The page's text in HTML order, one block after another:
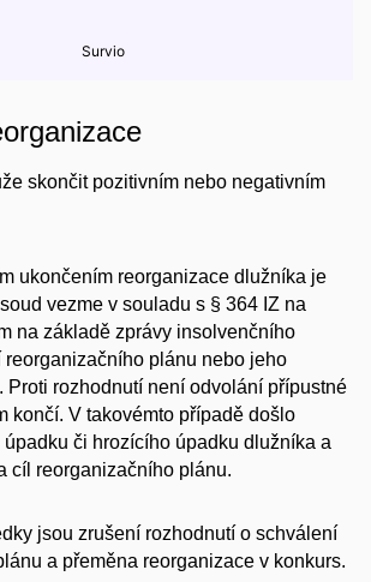
skončit pozitivním nebo negativním
ukončením reorganizace dlužníka je
vezme v souladu s § 364 IZ na
na základě zprávy insolvenčního
plánu nebo jeho
Proti rozhodnutí není odvolání přípustné
končí. V takovémto případě došlo
úpadku či hrozícího úpadku dlužníka a
cíl reorganizačního plánu.
jsou zrušení rozhodnutí o schválení
a přeměna reorganizace v konkurs.